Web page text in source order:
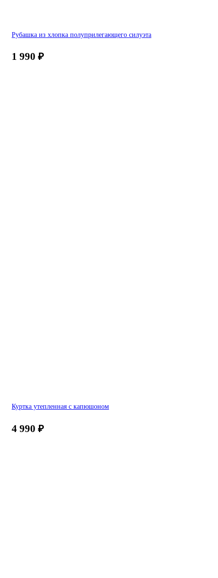
Рубашка из хлопка полуприлегающего силуэта
1 990 ₽
Куртка утепленная с капюшоном
4 990 ₽